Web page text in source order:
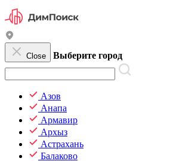
Close Выберите город
Азов
Анапа
Армавир
Архыз
Астрахань
Балаково